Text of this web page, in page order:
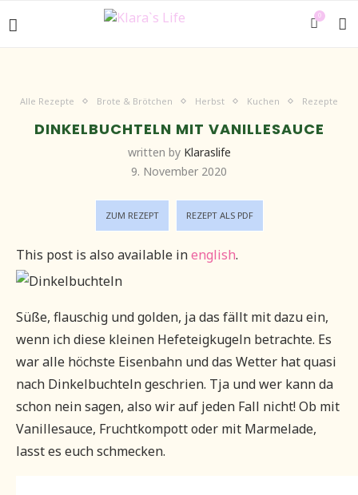
0
Alle Rezepte Brote & Brötchen Herbst Kuchen Rezepte
DINKELBUCHTELN MIT VANILLESAUCE
written by Klaraslife
9. November 2020
ZUM REZEPT REZEPT ALS PDF
This post is also available inenglish.
Süße, flauschig und golden, ja das fällt mit dazu ein,
wenn ich diese kleinen Hefeteigkugeln betrachte. Es
war alle höchste Eisenbahn und das Wetter hat quasi
nach Dinkelbuchteln geschrien. Tja und wer kann da
schon nein sagen, also wir auf jeden Fall nicht! Ob mit
Vanillesauce, Fruchtkompott oder mit Marmelade,
lasst es euch schmecken.